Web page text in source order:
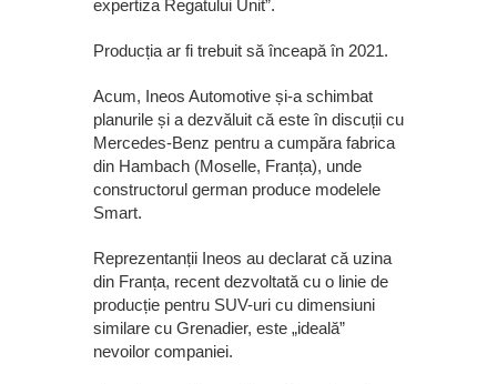
expertiza Regatului Unit”.
Producția ar fi trebuit să înceapă în 2021.
Acum, Ineos Automotive și-a schimbat
planurile și a dezvăluit că este în discuții cu
Mercedes-Benz pentru a cumpăra fabrica
din Hambach (Moselle, Franța), unde
constructorul german produce modelele
Smart.
Reprezentanții Ineos au declarat că uzina
din Franța, recent dezvoltată cu o linie de
producție pentru SUV-uri cu dimensiuni
similare cu Grenadier, este „ideală”
nevoilor companiei.